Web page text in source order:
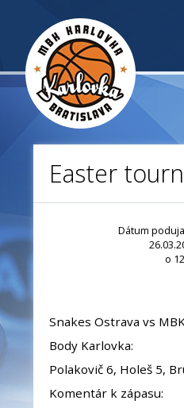
Easter
Dátum
o
Snakes Ostrava vs
Body Karlovka:
Polakovič 6, Holeš 5,
Komentár k zápasu: